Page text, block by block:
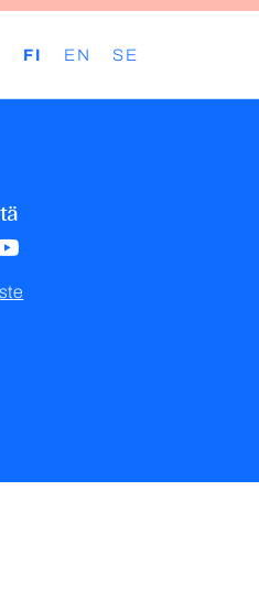
HAKU
FI EN SE